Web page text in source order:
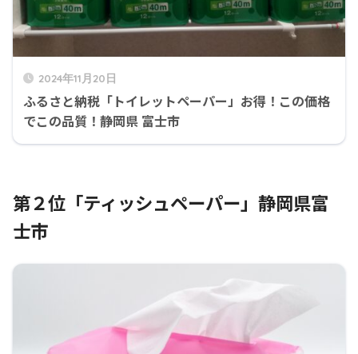
2024年11月20日
ふるさと納税「トイレットペーパー」お得！この価格
でこの品質！静岡県 富士市
第２位「ティッシュペーパー」静岡県富
士市